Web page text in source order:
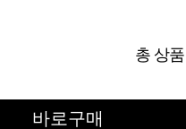
총 상
바로구매